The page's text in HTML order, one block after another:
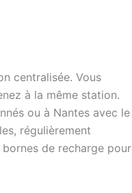
centralisée. Vous
à la même station.
ou à Nantes avec le
régulièrement
de recharge pour